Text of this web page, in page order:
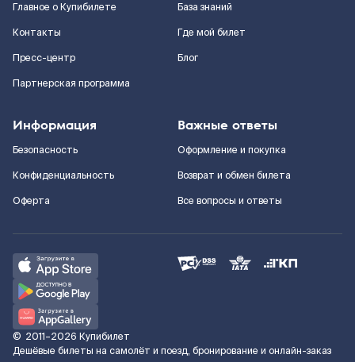
Главное о Купибилете
Контакты
Пресс-центр
Партнерская программа
База знаний
Где мой билет
Блог
Информация
Безопасность
Конфиденциальность
Оферта
Важные ответы
Оформление и покупка
Возврат и обмен билета
Все вопросы и ответы
© 2011–2026 Купибилет
Дешёвые билеты на самолёт и поезд, бронирование и онлайн-заказ